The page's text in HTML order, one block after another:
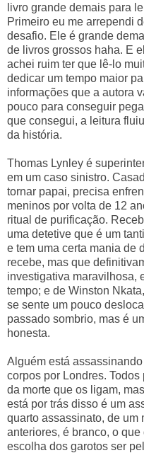
livro grande demais para
Primeiro eu me arrependi
desafio. Ele é grande
de livros grossos haha. E
achei ruim ter que lê-lo
dedicar um tempo maior
informações que a autora
pouco para conseguir
que consegui, a leitura
da história.
Thomas Lynley é
em um caso sinistro.
tornar papai, precisa
meninos por volta de 12
ritual de purificação.
uma detetive que é um
e tem uma certa mania de
recebe, mas que
investigativa maravilhosa,
tempo; e de Winston
se sente um pouco
passado sombrio, mas é
honesta.
Alguém está
corpos por Londres.
da morte que os ligam,
está por trás disso é um
quarto assassinato, de um
anteriores, é branco, o
escolha dos garotos ser